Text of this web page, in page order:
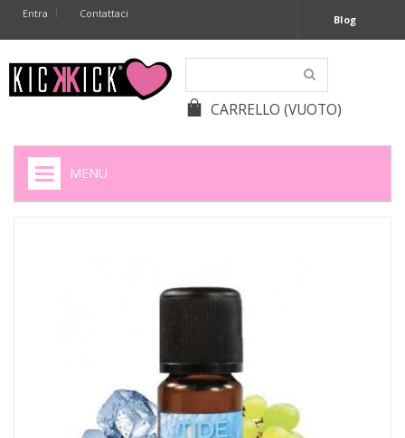
Entra Contattaci Blog
CARRELLO (VUOTO)
MENU
PRODOTTI MONOUSO E TNT